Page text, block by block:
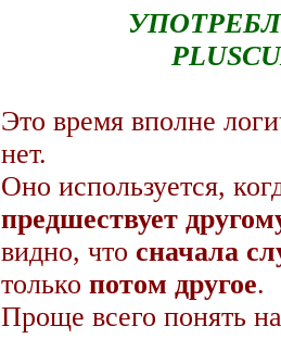
Это время вполне
нет.
Оно используется,
предшествует
видно, что сначала
только потом другое.
Проще всего понять